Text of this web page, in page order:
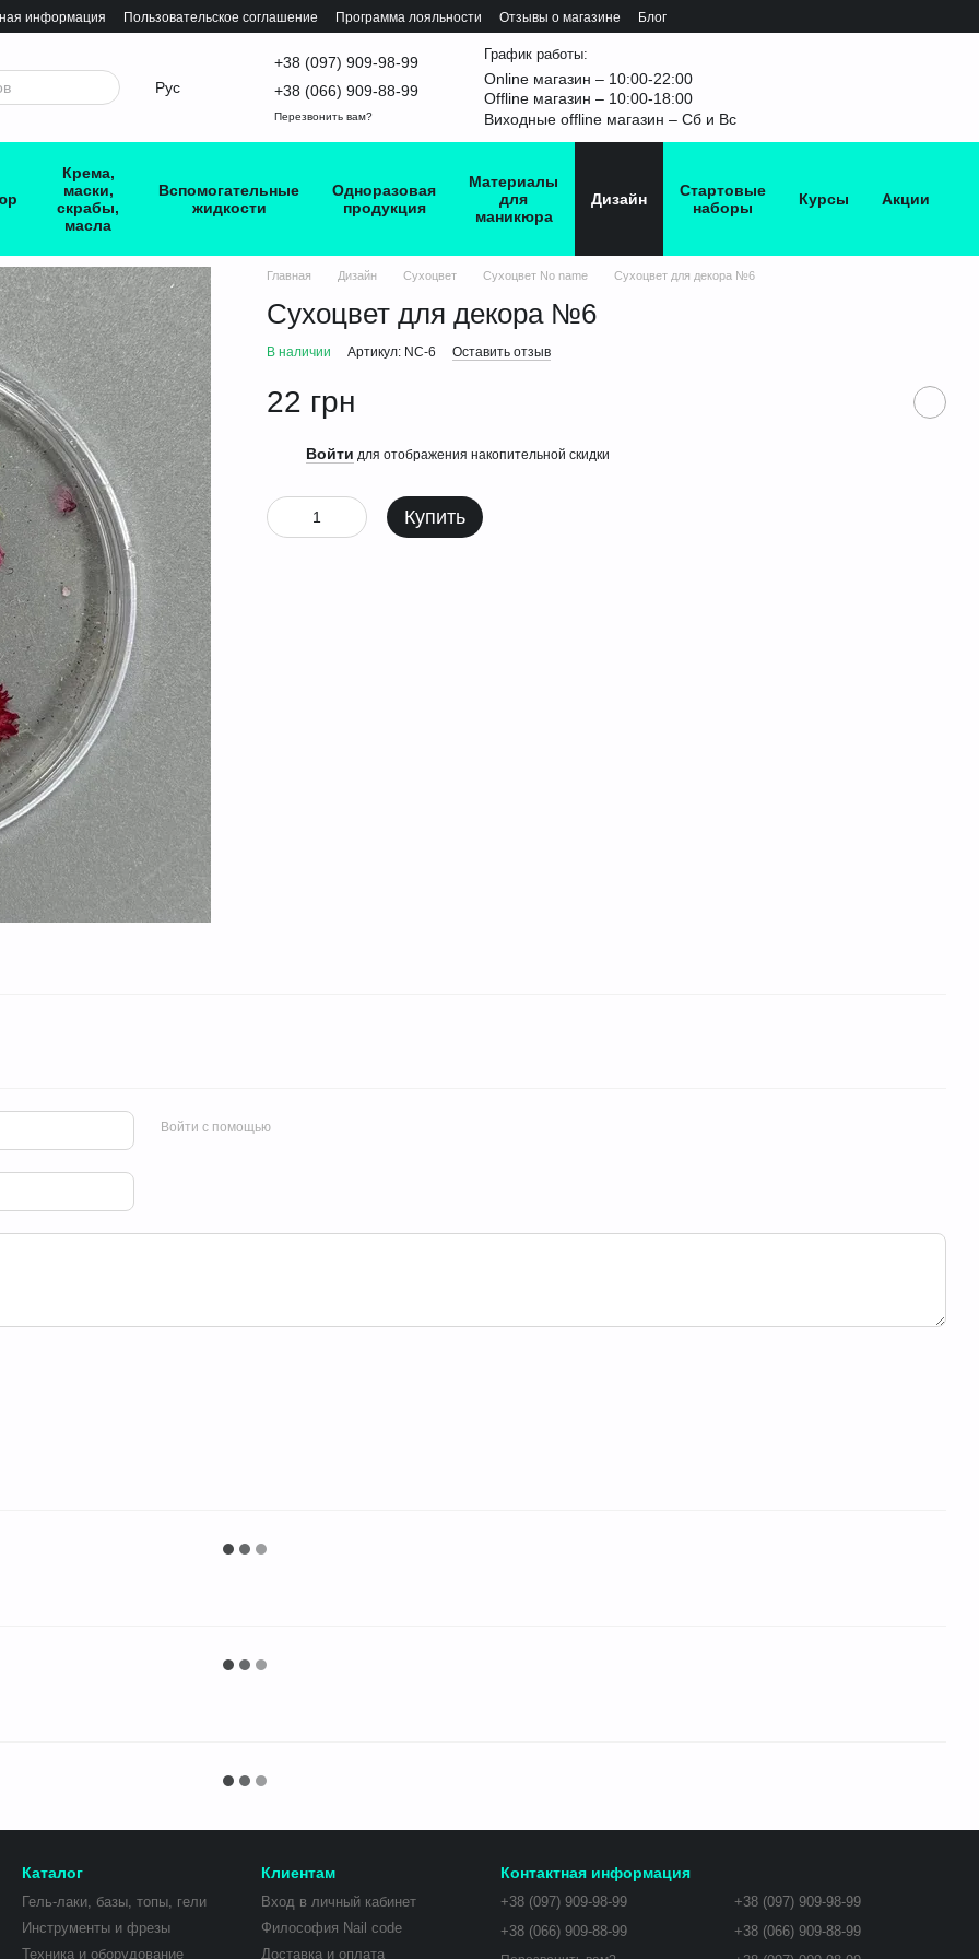
информация Пользовательское соглашение Программа лояльности Отзывы о магазине Блог
Рус
+38 (097) 909-98-99
+38 (066) 909-88-99
Перезвонить вам?
График работы:
Online магазин – 10:00-22:00
Offline магазин – 10:00-18:00
Виходные offline магазин – Сб и Вс
Крема,
маски,
скрабы,
масла
Вспомогательные
жидкости
Одноразовая
продукция
Материалы
для
маникюра
Дизайн
Стартовые
наборы
Курсы Акции
Главная Дизайн Сухоцвет Сухоцвет No name Сухоцвет для декора №6
Сухоцвет для декора №6
В наличии Артикул: NC-6 Оставить отзыв
22 грн
Войти для отображения накопительной скидки
Купить
Войти с помощью
Каталог
Гель-лаки, базы, топы, гели
Инструменты и фрезы
Техника и оборудование
Клиентам
Вход в личный кабинет
Философия Nail сode
Доставка и оплата
Контактная информация
+38 (097) 909-98-99
+38 (066) 909-88-99
+38 (097) 909-98-99
+38 (066) 909-88-99